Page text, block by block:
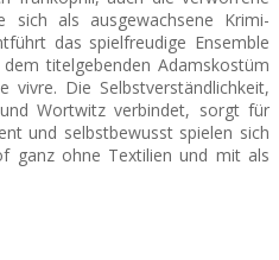
sich als ausgewachsene Krimi-
das spielfreudige Ensemble
titelgebenden Adamskostüm
Die Selbstverständlichkeit,
Wortwitz verbindet, sorgt für
und selbstbewusst spielen sich
ganz ohne Textilien und mit als